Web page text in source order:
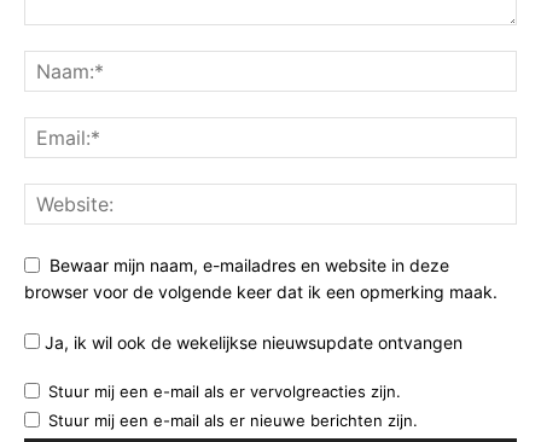
Bewaar mijn naam, e-mailadres en website in deze
browser voor de volgende keer dat ik een opmerking maak.
Ja, ik wil ook de wekelijkse nieuwsupdate ontvangen
Stuur mij een e-mail als er vervolgreacties zijn.
Stuur mij een e-mail als er nieuwe berichten zijn.